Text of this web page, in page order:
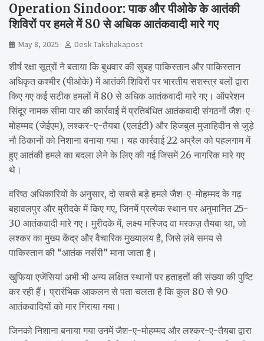
Operation Sindoor: पाक और पीओके के आतंकी
शिविरों पर हमले में 80 से अधिक आतंकवादी मारे गए
May 8, 2025 Desk Takshakapost
शीर्ष रक्षा सूत्रों ने बताया कि बुधवार की सुबह पाकिस्तान और पाकिस्तान
अधिकृत कश्मीर (पीओके) में आतंकी शिविरों पर भारतीय सशस्त्र बलों द्वारा
किए गए कई सटीक हमलों में 80 से अधिक आतंकवादी मारे गए। ऑपरेशन
सिंदूर नामक सीमा पार की कार्रवाई में प्रतिबंधित आतंकवादी संगठनों जैश-ए-
मोहम्मद (जेईएम), लश्कर-ए-तैयबा (एलईटी) और हिजबुल मुजाहिदीन से जुड़े
नौ ठिकानों को निशाना बनाया गया। यह कार्रवाई 22 अप्रैल को पहलगाम में
हुए आतंकी हमले का बदला लेने के लिए की गई जिसमें 26 नागरिक मारे गए
थे।
वरिष्ठ अधिकारियों के अनुसार, दो सबसे बड़े हमले जैश-ए-मोहम्मद के गढ़
बहावलपुर और मुरीदके में किए गए, जिनमें प्रत्येक स्थान पर अनुमानित 25-
30 आतंकवादी मारे गए। मुरीदके में, लक्ष्य मस्जिद वा मरकज़ तैयबा था, जो
लश्कर का मुख्य केंद्र और वैचारिक मुख्यालय है, जिसे लंबे समय से
पाकिस्तान की “आतंक नर्सरी” माना जाता है।
खुफिया एजेंसियां ​​अभी भी अन्य लक्षित स्थानों पर हताहतों की संख्या की पुष्टि
कर रही हैं। प्रारंभिक आकलन से पता चलता है कि कुल 80 से 90
आतंकवादियों को मार गिराया गया।
जिनको निशाना बनाया गया उनमें जैश-ए-मोहम्मद और लश्कर-ए-तैयबा द्वारा